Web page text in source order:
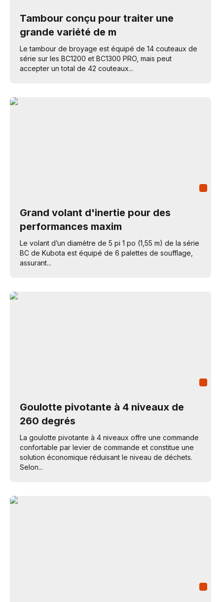
Tambour conçu pour traiter une
grande variété de m
Le tambour de broyage est équipé de 14 couteaux de
série sur les BC1200 et BC1300 PRO, mais peut
accepter un total de 42 couteaux...
Grand volant d'inertie pour des
performances maxim
Le volant d’un diamètre de 5 pi 1 po (1,55 m) de la série
BC de Kubota est équipé de 6 palettes de soufflage,
assurant...
Goulotte pivotante à 4 niveaux de
260 degrés
La goulotte pivotante à 4 niveaux offre une commande
confortable par levier de commande et constitue une
solution économique réduisant le niveau de déchets.
Selon...